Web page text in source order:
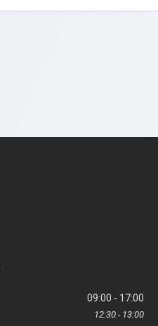
09:00 17:00
12:30 13:00